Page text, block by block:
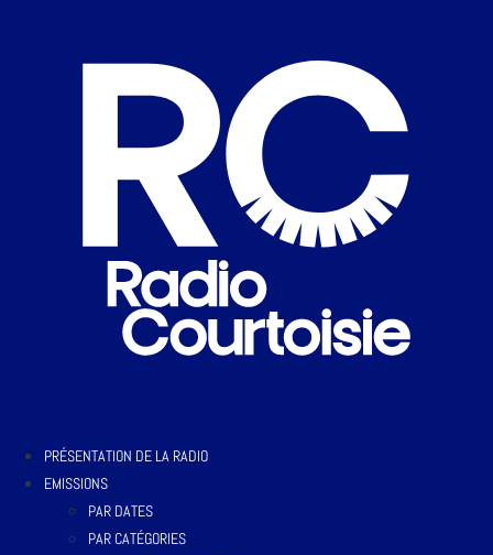
PRÉSENTATION DE LA RADIO
EMISSIONS
PAR DATES
PAR CATÉGORIES